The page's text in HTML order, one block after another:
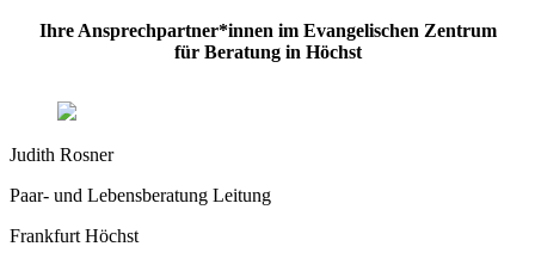
Ihre Ansprechpartner*innen im Evangelischen Zentrum
für Beratung in Höchst
Judith Rosner
Paar- und Lebensberatung Leitung
Frankfurt Höchst